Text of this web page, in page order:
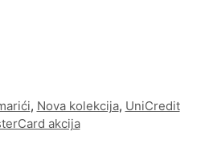
, Nova kolekcija, UniCredit
akcija